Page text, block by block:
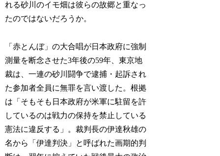
れる砂川のイモ畑は彼らの故郷と重なっ
たのではないだろうか。
「赤とんぼ」の大合唱が日本政府に強制
測量を断念させた3年後の59年、東京地
裁は、一連の砂川闘争で逮捕・起訴され
た参加者全員に無罪を言い渡した。根拠
は「そもそも日本政府が米軍に駐留を許
しているのは戦力の保持を禁止している
憲法に違反する」。裁判長の伊達秋雄の
名から「伊達判決」と呼ばれた画期的判